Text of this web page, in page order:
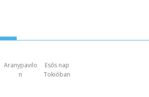
Aranypavilo
n
Esős nap
Tokióban